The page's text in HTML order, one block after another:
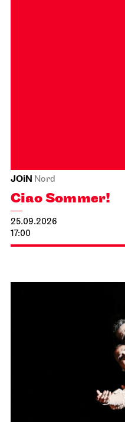
JOiN Nord
Ciao Sommer!
25.09.2026
17:00